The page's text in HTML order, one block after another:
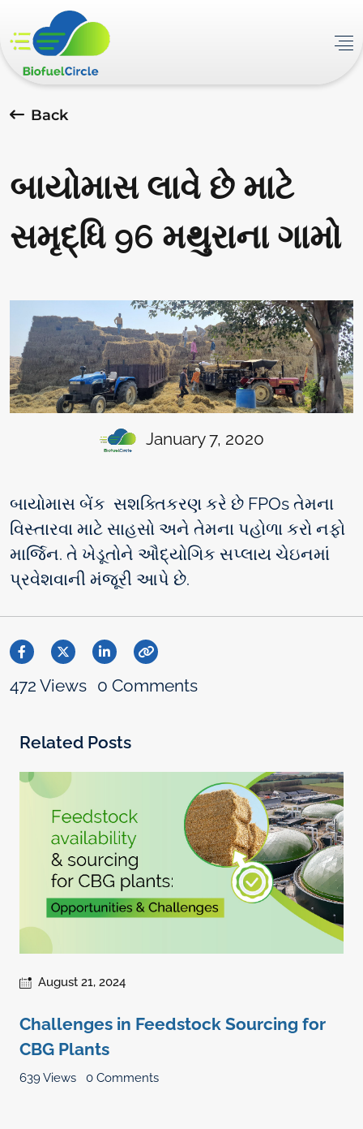
Back
બાયોમાસ લાવે છે માટે
સમૃદ્ધિ 96 મથુરાના ગામો
January 7, 2020
બાયોમાસ બેંક સશક્તિકરણ કરે છે FPOs તેમના
વિસ્તારવા માટે સાહસો અને તેમના પહોળા કરો નફો
માર્જિન. તે ખેડૂતોને ઔદ્યોગિક સપ્લાય ચેઇનમાં
પ્રવેશવાની મંજૂરી આપે છે.
472 Views 0 Comments
Related Posts
August 21, 2024
Challenges in Feedstock Sourcing for
CBG Plants
639 Views 0 Comments